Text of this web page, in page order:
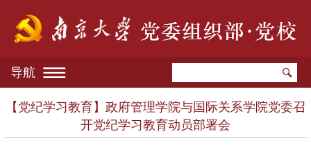
导航
【党纪学习教育】政府管理学院与国际关系学院党委召
开党纪学习教育动员部署会